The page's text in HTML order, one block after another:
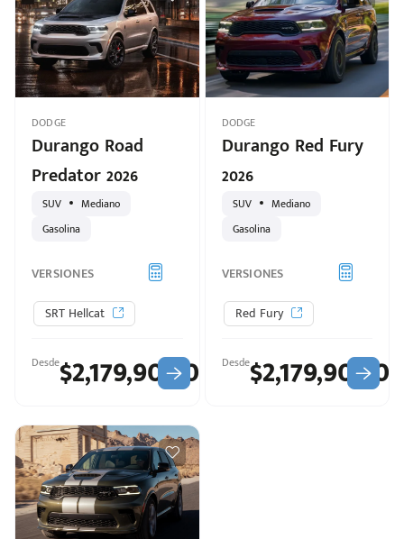
Escríbenos
+528121278366
Código
Postal
Ingresar
Durango Road
Predator 2026
DODGE
SUV
Mediano
Gasolina
VERSIONES
SRT Hellcat
$2,179,900.00
Desde
Durango Red Fury
2026
DODGE
SUV
Mediano
Gasolina
VERSIONES
Red Fury
Desde